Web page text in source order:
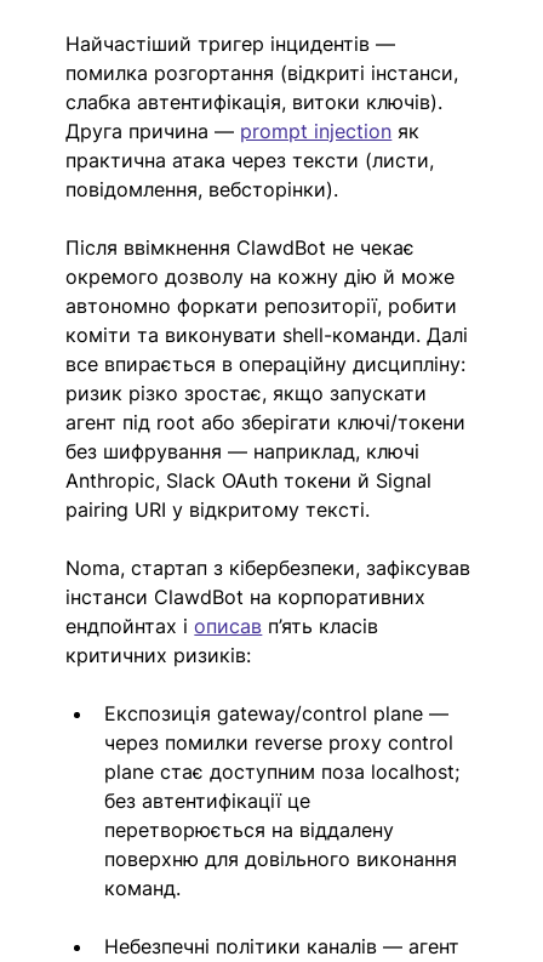
Найчастіший тригер інцидентів —
помилка розгортання (відкриті інстанси,
слабка автентифікація, витоки ключів).
Друга причина — prompt injection як
практична атака через тексти (листи,
повідомлення, вебсторінки).
Після ввімкнення ClawdBot не чекає
окремого дозволу на кожну дію й може
автономно форкати репозиторії, робити
коміти та виконувати shell-команди. Далі
все впирається в операційну дисципліну:
ризик різко зростає, якщо запускати
агент під root або зберігати ключі/токени
без шифрування — наприклад, ключі
Anthropic, Slack OAuth токени й Signal
pairing URI у відкритому тексті.
Noma, стартап з кібербезпеки, зафіксував
інстанси ClawdBot на корпоративних
ендпойнтах і описав п’ять класів
критичних ризиків:
Експозиція gateway/control plane —
через помилки reverse proxy control
plane стає доступним поза localhost;
без автентифікації це
перетворюється на віддалену
поверхню для довільного виконання
команд.
Небезпечні політики каналів — агент